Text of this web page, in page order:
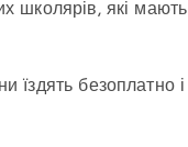
школярів, які мають
їздять безоплатно і